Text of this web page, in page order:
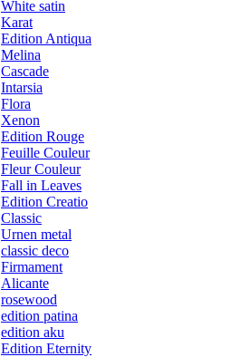
White satin
Karat
Edition Antiqua
Melina
Cascade
Intarsia
Flora
Xenon
Edition Rouge
Feuille Couleur
Fleur Couleur
Fall in Leaves
Edition Creatio
Classic
Urnen metal
classic deco
Firmament
Alicante
rosewood
edition patina
edition aku
Edition Eternity